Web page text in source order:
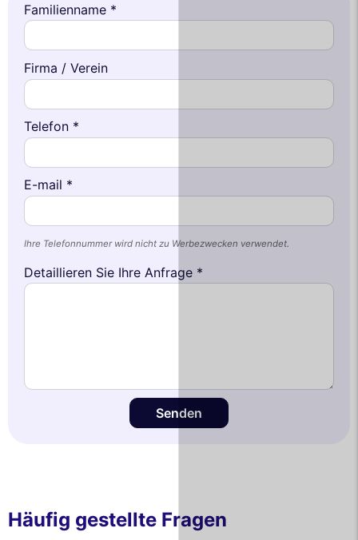
Familienname *
Firma / Verein
Telefon *
E-mail *
Ihre Telefonnummer wird nicht zu Werbezwecken verwendet.
Detaillieren Sie Ihre Anfrage *
Senden
Häufig gestellte Fragen